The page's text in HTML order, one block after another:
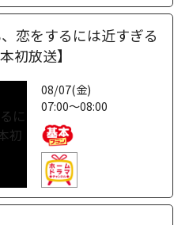
恋をするには近すぎる
初放送】
08/07(金)
07:00～08:00